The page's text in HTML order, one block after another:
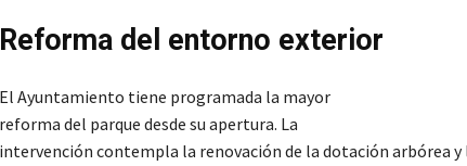
Reforma del entorno exterior
El Ayuntamiento tiene programada la mayor
reforma del parque desde su apertura. La
intervención contempla la renovación de la dotación arbórea